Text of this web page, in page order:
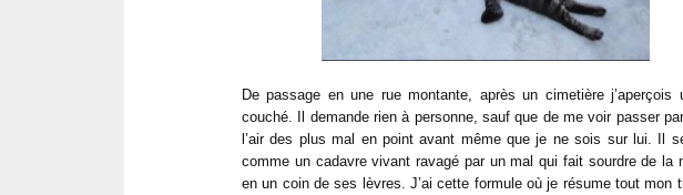
De passage en une rue montante, après un cimetière j’aperçois
couché. Il demande rien à personne, sauf que de me voir passer
l’air des plus mal en point avant même que je ne sois sur lui. Il
comme un cadavre vivant ravagé par un mal qui fait sourdre de la
en un coin de ses lèvres. J’ai cette formule où je résume tout mon